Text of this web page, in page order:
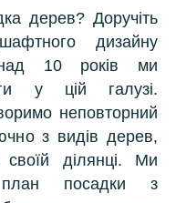
дерев? Доручіть
дизайну
10 років ми
у цій галузі.
неповторний
з видів дерев,
ділянці. Ми
план посадки з